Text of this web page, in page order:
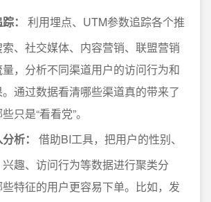
：
利用埋点、UTM参数追踪各个推
、社交媒体、内容营销、联盟营销
，分析不同渠道用户的访问行为和
通过数据看清哪些渠道真的带来了
只是“看看党”。
析：
借助BI工具，把用户的性别、
趣、访问行为等数据进行聚类分
特征的用户更容易下单。比如，发